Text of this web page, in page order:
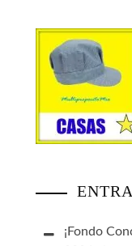
¡Fondo